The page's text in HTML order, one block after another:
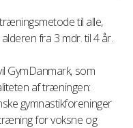
til alle,
fra 3 mdr. til 4 år.
GymDanmark, som
af træningen:
gymnastikforeninger
for voksne og